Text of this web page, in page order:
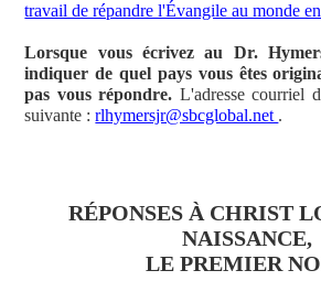
travail de répandre l'Évangile au monde
Lorsque vous écrivez au Dr.
indiquer de quel pays vous êtes
pas vous répondre. L'adresse courriel
suivante :rlhymersjr@sbcglobal.net .
RÉPONSES À CHRIST
NAISSANCE,
LE PREMIER